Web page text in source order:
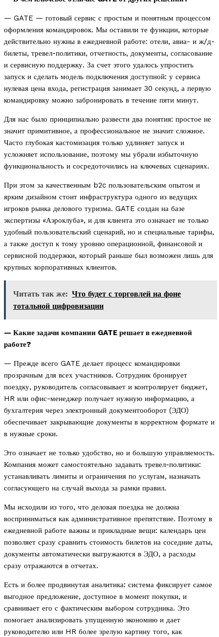
— GATE — готовый сервис с простым и понятным процессом
оформления командировок. Мы оставили те функции, которые
действительно нужны в ежедневной работе: отели, авиа- и ж/д-
билеты, тревел-политики, отчетность, документы, согласование
и сервисную поддержку. За счет этого удалось упростить
запуск и сделать модель подключения доступной: у сервиса
нулевая цена входа, регистрация занимает 30 секунд, а первую
командировку можно забронировать в течение пяти минут.
Для нас было принципиально развести два понятия: простое не
значит примитивное, а профессиональное не значит сложное.
Часто глубокая кастомизация только удлиняет запуск и
усложняет использование, поэтому мы убрали избыточную
функциональность и сосредоточились на ключевых сценариях.
При этом за качественным b2c пользовательским опытом и
ярким дизайном стоит инфраструктура одного из ведущих
игроков рынка делового туризма. GATE создан на базе
экспертизы «Аэроклуба», и для клиента это означает не только
удобный пользовательский сценарий, но и специальные тарифы,
а также доступ к тому уровню операционной, финансовой и
сервисной поддержки, который раньше был возможен лишь для
крупных корпоративных клиентов.
Читать так же: Что будет с торговлей на фоне
тотальной цифровизации
— Какие задачи компании GATE решает в ежедневной
работе?
— Прежде всего GATE делает процесс командировки
прозрачным для всех участников. Сотрудник бронирует
поездку, руководитель согласовывает и контролирует бюджет,
HR или офис-менеджер получает нужную информацию, а
бухгалтерия через электронный документооборот (ЭДО)
обеспечивает закрывающие документы в корректном формате и
в нужные сроки.
Это означает не только удобство, но и большую управляемость.
Компания может самостоятельно задавать тревел-политики:
устанавливать лимиты и ограничения по услугам, назначать
согласующего на случай выхода за рамки правил.
Мы исходили из того, что деловая поездка не должна
восприниматься как административное препятствие. Поэтому в
ежедневной работе важны и прикладные вещи: календарь цен
позволяет сразу сравнить стоимость билетов на соседние даты,
документы автоматически выгружаются в ЭДО, а расходы
сразу отражаются в отчетах.
Есть и более продвинутая аналитика: система фиксирует самое
выгодное предложение, доступное в момент покупки, и
сравнивает его с фактическим выбором сотрудника. Это
помогает анализировать упущенную экономию и дает
руководителю или HR более зрелую картину того, как